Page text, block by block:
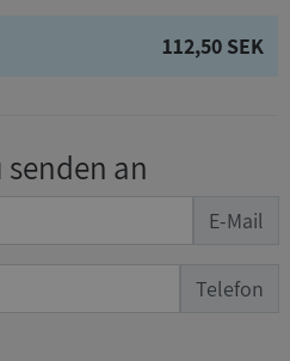
112,50 SEK
an
E-Mail
Telefon